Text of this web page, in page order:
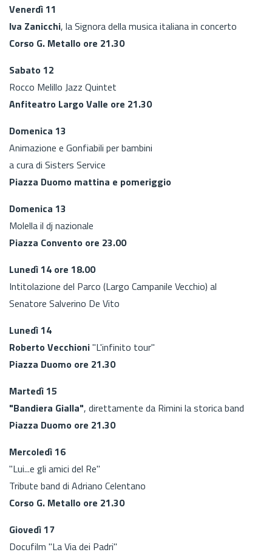
Venerdì 11
Iva Zanicchi, la Signora della musica italiana in concerto
Corso G. Metallo ore 21.30
Sabato 12
Rocco Melillo Jazz Quintet
Anfiteatro Largo Valle ore 21.30
Domenica 13
Animazione e Gonfiabili per bambini
a cura di Sisters Service
Piazza Duomo mattina e pomeriggio
Domenica 13
Molella il dj nazionale
Piazza Convento ore 23.00
Lunedì 14 ore 18.00
Intitolazione del Parco (Largo Campanile Vecchio) al
Senatore Salverino De Vito
Lunedì 14
Roberto Vecchioni"L'infinito tour"
Piazza Duomo ore 21.30
Martedì 15
"Bandiera Gialla", direttamente da Rimini la storica band
Piazza Duomo ore 21.30
Mercoledì 16
"Lui...e gli amici del Re"
Tribute band di Adriano Celentano
Corso G. Metallo ore 21.30
Giovedì 17
Docufilm "La Via dei Padri"